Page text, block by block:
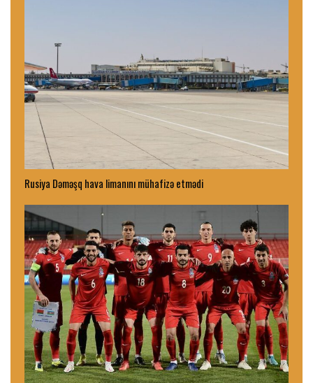
Rusiya Dəməşq hava limanını mühafizə etmədi